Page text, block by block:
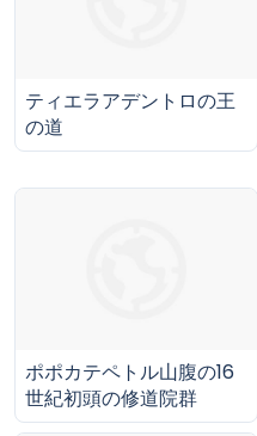
ティエラアデントロの王
の道
ポポカテペトル山腹の16
世紀初頭の修道院群